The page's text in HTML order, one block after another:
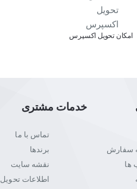
اﻣﮑﺎن ﺗﺤﻮﯾﻞ اﮐﺴﭙﺮس
سفارش
ها
خدمات مشتری
تماس با ما
برندها
نقشه سایت
اطلاعات تحویل